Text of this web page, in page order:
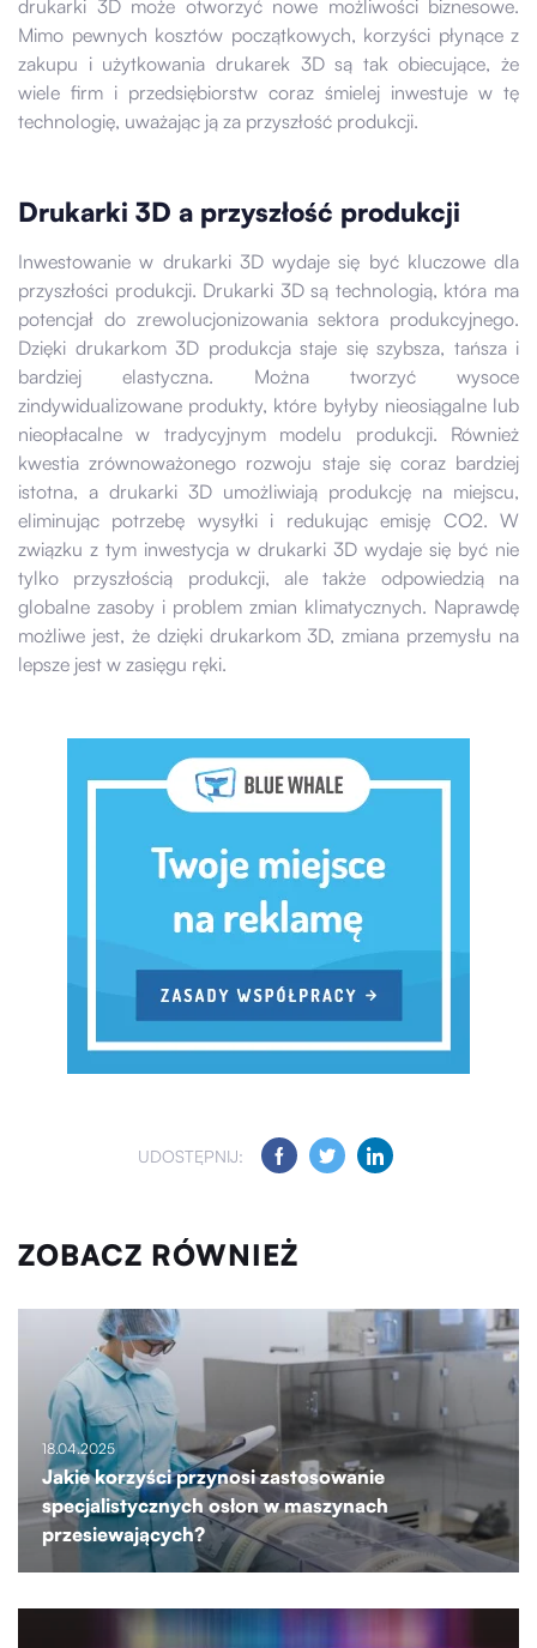
drukarki 3D może otworzyć nowe możliwości biznesowe.
Mimo pewnych kosztów początkowych, korzyści płynące z
zakupu i użytkowania drukarek 3D są tak obiecujące, że
wiele firm i przedsiębiorstw coraz śmielej inwestuje w tę
technologię, uważając ją za przyszłość produkcji.
Drukarki 3D a przyszłość produkcji
Inwestowanie w drukarki 3D wydaje się być kluczowe dla
przyszłości produkcji. Drukarki 3D są technologią, która ma
potencjał do zrewolucjonizowania sektora produkcyjnego.
Dzięki drukarkom 3D produkcja staje się szybsza, tańsza i
bardziej elastyczna. Można tworzyć wysoce
zindywidualizowane produkty, które byłyby nieosiągalne lub
nieopłacalne w tradycyjnym modelu produkcji. Również
kwestia zrównoważonego rozwoju staje się coraz bardziej
istotna, a drukarki 3D umożliwiają produkcję na miejscu,
eliminując potrzebę wysyłki i redukując emisję CO2. W
związku z tym inwestycja w drukarki 3D wydaje się być nie
tylko przyszłością produkcji, ale także odpowiedzią na
globalne zasoby i problem zmian klimatycznych. Naprawdę
możliwe jest, że dzięki drukarkom 3D, zmiana przemysłu na
lepsze jest w zasięgu ręki.
UDOSTĘPNIJ:
ZOBACZ RÓWNIEŻ
18.04.2025
Jakie korzyści przynosi zastosowanie
specjalistycznych osłon w maszynach
przesiewających?